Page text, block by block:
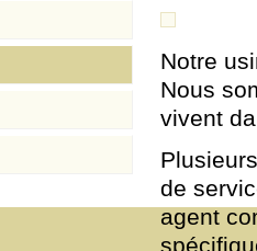
Notre
Nous
vivent
de
agent